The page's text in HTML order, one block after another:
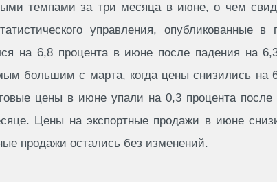
темпами за три месяца в июне, о чем
управления, опубликованные в
на 6,8 процента в июне после падения на
большим с марта, когда цены снизились на
цены в июне упали на 0,3 процента после
Цены на экспортные продажи в июне
продажи остались без изменений.